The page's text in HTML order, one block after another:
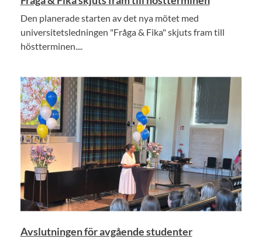
Den planerade starten av det nya mötet med
universitetsledningen "Fråga & Fika" skjuts fram till
höstterminen....
Avslutningen för avgående studenter